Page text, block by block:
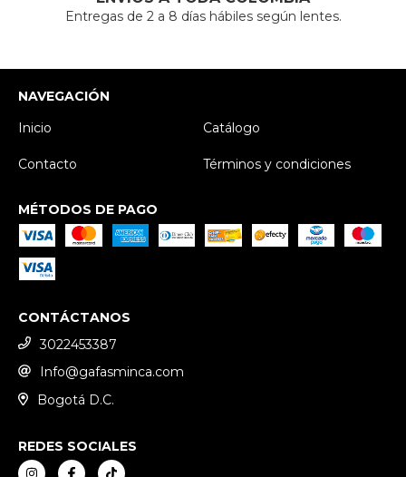
Entregas de 2 a 8 días hábiles según lentes.
NAVEGACIÓN
Inicio
Catálogo
Contacto Términos y condiciones
MÉTODOS DE PAGO
CONTÁCTANOS
3022453387
Info@gafasminca.com
Bogotá D.C.
REDES SOCIALES